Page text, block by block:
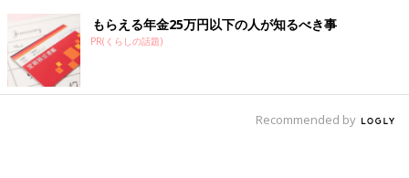
youさんがGETしたのはCEZANNE（セザンヌ）の「ふたえ強調
eyeライナー」で、価格は660円だそう。筆が細くてしなやかな
ので描きやすいとのこと！こちらの方は涙袋を強調するのに使っ
ているようで、さまざまな使い方ができそうです♪
き、産後ママのファッション事情
もらえる年金25万円以下の人が知るべき事
PR(くらしの話題)
Recommended by